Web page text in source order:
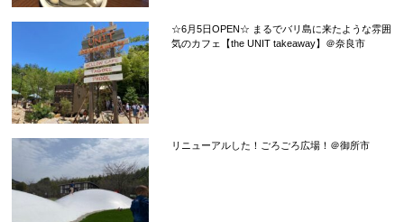
☆6月5日OPEN☆ まるでバリ島に来たような雰囲
気のカフェ【the UNIT takeaway】＠奈良市
リニューアルした！ごろごろ広場！＠御所市